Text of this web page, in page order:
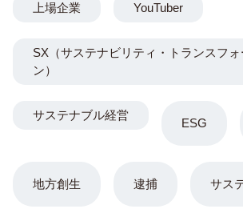
ESG
地方創生 逮捕 サス
上場企業 YouTuber
SX（サステナビリティ・トランスフォ
ン）
サステナブル経営